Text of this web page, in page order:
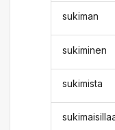
sukiman
sukiminen
sukimista